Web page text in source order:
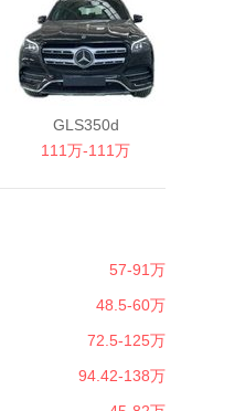
GLS350d
111万-111万
57-91万
48.5-60万
72.5-125万
94.42-138万